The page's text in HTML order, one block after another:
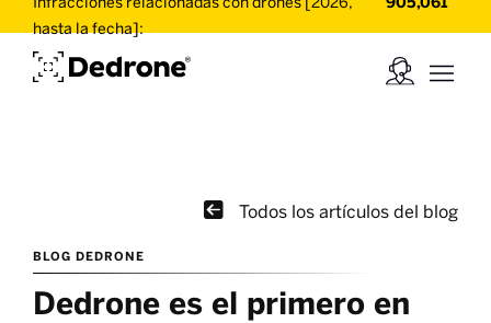
hasta la fecha]:
 Todos los artículos del blog
BLOG DEDRONE
Dedrone es el primero en